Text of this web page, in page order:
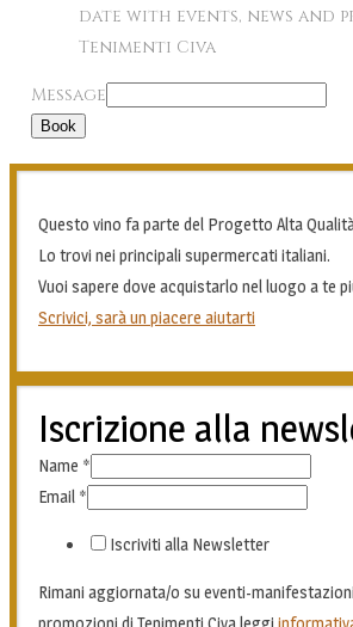
date with events, news and
Tenimenti Civa
Message
Book
Questo vino fa parte del Progetto Alta
Lo trovi nei principali supermercati italiani.
Vuoi sapere dove acquistarlo nel luogo a te
Scrivici, sarà un piacere aiutarti
Iscrizione alla
Name *
Email *
Iscriviti alla Newsletter
Rimani aggiornata/o su eventi-
promozioni di Tenimenti Civa leggi